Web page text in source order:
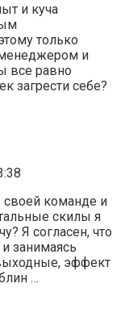
и куча
только
и
все равно
загрести себе?
своей команде и
скилы я
Я согласен, что
занимаясь
эффект
…